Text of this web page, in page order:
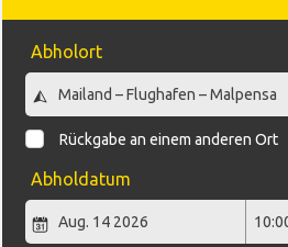
Abholort
Rückgabe an einem anderen Ort
Abholdatum